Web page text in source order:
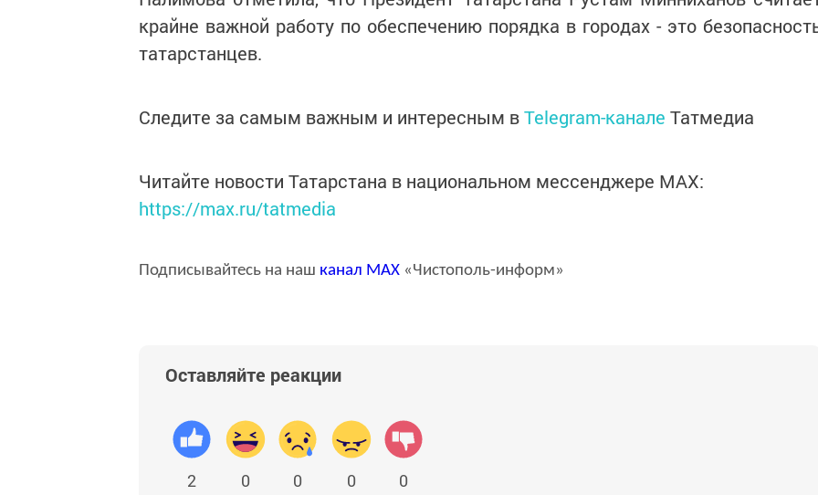
крайне важной работу по обеспечению порядка в городах - это
татарстанцев.
Следите за самым важным и интересным вTelegram-канале Татмедиа
Читайте новости Татарстана в национальном мессенджере MАХ:
https://max.ru/tatmedia
Подписывайтесь на наш канал MAX «Чистополь-информ»
Оставляйте реакции
2 0 0 0 0